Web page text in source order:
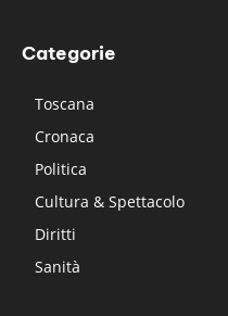
Categorie
Toscana
Cronaca
Politica
Cultura & Spettacolo
Diritti
Sanità